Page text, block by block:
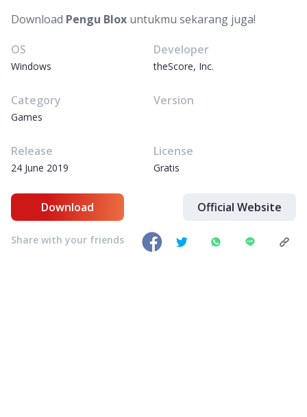
Download Pengu Blox untukmu sekarang juga!
OS
Windows
Developer
theScore, Inc.
Category
Games
Version
Release
24 June 2019
License
Gratis
Download Official Website
Share with your friends